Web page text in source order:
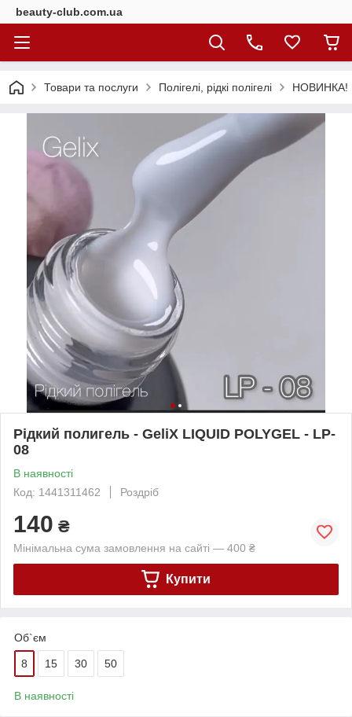
beauty-club.com.ua
Товари та послуги Полігелі, рідкі полігелі НОВИНКА!
Рідкий полигель - GeliX LIQUID POLYGEL - LP-
08
В наявності
Код: 1441311462
Роздріб
140 ₴
Мінімальна сума замовлення на сайті — 400 ₴
Купити
Об`єм
8 15 30 50
В наявності